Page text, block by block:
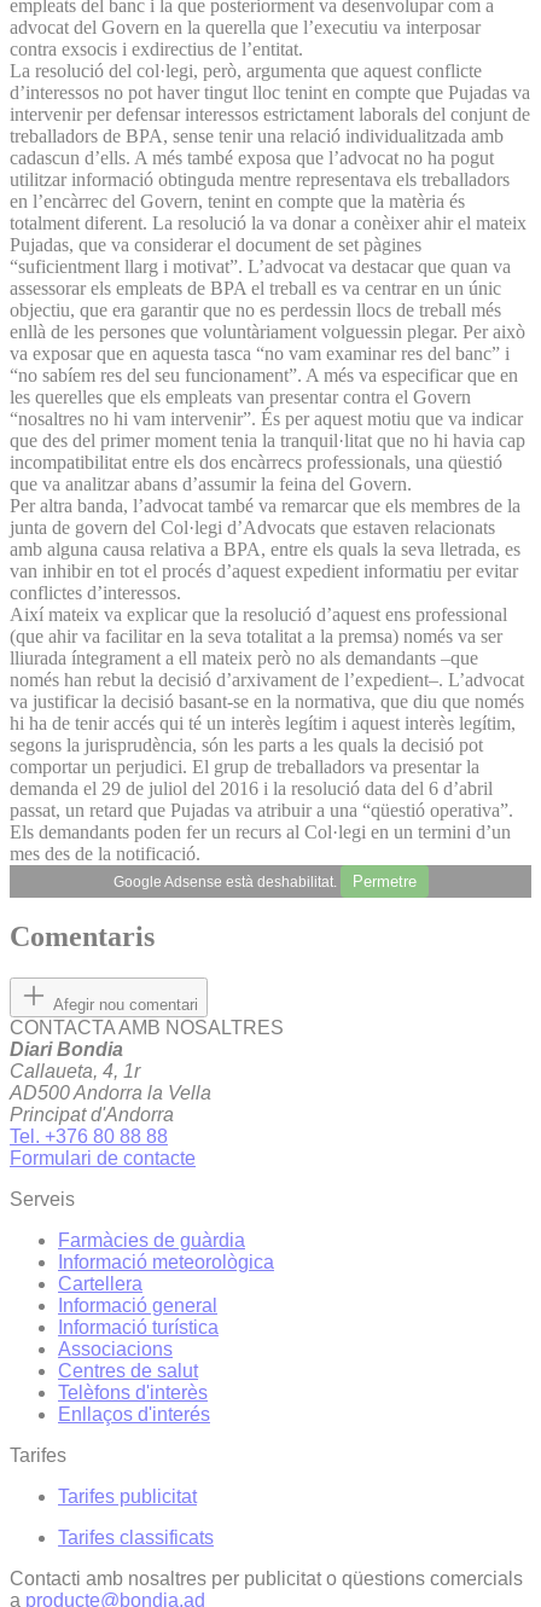
empleats del banc i la que posteriorment va desenvolupar com a
advocat del Govern en la querella que l’executiu va interposar
contra exsocis i exdirectius de l’entitat.
La resolució del col·legi, però, argumenta que aquest conflicte
d’interessos no pot haver tingut lloc tenint en compte que Pujadas va
intervenir per defensar interessos estrictament laborals del conjunt de
treballadors de BPA, sense tenir una relació individualitzada amb
cadascun d’ells. A més també exposa que l’advocat no ha pogut
utilitzar informació obtinguda mentre representava els treballadors
en l’encàrrec del Govern, tenint en compte que la matèria és
totalment diferent. La resolució la va donar a conèixer ahir el mateix
Pujadas, que va considerar el document de set pàgines
“suficientment llarg i motivat”. L’advocat va destacar que quan va
assessorar els empleats de BPA el treball es va centrar en un únic
objectiu, que era garantir que no es perdessin llocs de treball més
enllà de les persones que voluntàriament volguessin plegar. Per això
va exposar que en aquesta tasca “no vam examinar res del banc” i
“no sabíem res del seu funcionament”. A més va especificar que en
les querelles que els empleats van presentar contra el Govern
“nosaltres no hi vam intervenir”. És per aquest motiu que va indicar
que des del primer moment tenia la tranquil·litat que no hi havia cap
incompatibilitat entre els dos encàrrecs professionals, una qüestió
que va analitzar abans d’assumir la feina del Govern.
Per altra banda, l’advocat també va remarcar que els membres de la
junta de govern del Col·legi d’Advocats que estaven relacionats
amb alguna causa relativa a BPA, entre els quals la seva lletrada, es
van inhibir en tot el procés d’aquest expedient informatiu per evitar
conflictes d’interessos.
Així mateix va explicar que la resolució d’aquest ens professional
(que ahir va facilitar en la seva totalitat a la premsa) només va ser
lliurada íntegrament a ell mateix però no als demandants –que
només han rebut la decisió d’arxivament de l’expedient–. L’advocat
va justificar la decisió basant-se en la normativa, que diu que només
hi ha de tenir accés qui té un interès legítim i aquest interès legítim,
segons la jurisprudència, són les parts a les quals la decisió pot
comportar un perjudici. El grup de treballadors va presentar la
demanda el 29 de juliol del 2016 i la resolució data del 6 d’abril
passat, un retard que Pujadas va atribuir a una “qüestió operativa”.
Els demandants poden fer un recurs al Col·legi en un termini d’un
mes des de la notificació.
Google Adsense està deshabilitat. Permetre
Comentaris
Afegir nou comentari
CONTACTA AMB NOSALTRES
Diari Bondia
Callaueta, 4, 1r
AD500 Andorra la Vella
Principat d'Andorra
Tel. +376 80 88 88
Formulari de contacte
Serveis
Farmàcies de guàrdia
Informació meteorològica
Cartellera
Informació general
Informació turística
Associacions
Centres de salut
Telèfons d'interès
Enllaços d'interés
Tarifes
Tarifes publicitat
Tarifes classificats
Contacti amb nosaltres per publicitat o qüestions comercials
a producte@bondia.ad